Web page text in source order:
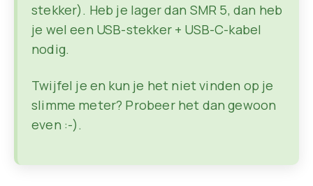
stekker). Heb je lager dan SMR 5, dan heb
je wel een USB-stekker + USB-C-kabel
nodig.
Twijfel je en kun je het niet vinden op je
slimme meter? Probeer het dan gewoon
even :-).